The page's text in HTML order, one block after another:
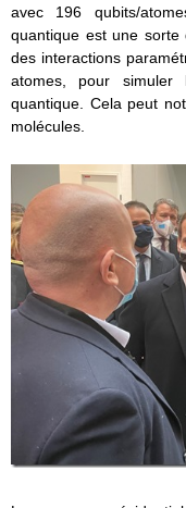
avec 196 qubits/
quantique est une sorte
des interactions
atomes, pour simuler
quantique. Cela peut
molécules.